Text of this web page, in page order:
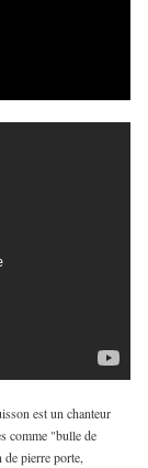
est un chanteur
comme "bulle de
de pierre porte,